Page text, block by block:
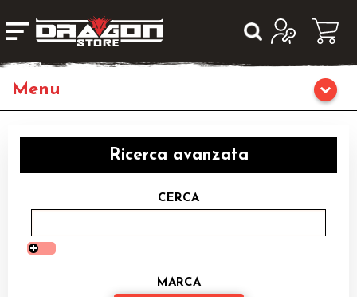
Giochi da Tavolo
Giochi di Ruolo
Librigame
Ricerca avanzata
CERCA
MARCA